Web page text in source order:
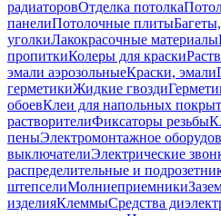
радиаторовОтделка потолка
панелиПотолочные плиты
уголкиЛакокрасочные материалы
пропиткиКолеры для краски
эмали аэрозольныеКраски, эмали
герметикиЖидкие гвозди
обоевКлеи для напольных
растворителиФиксаторы резьбы
пеныЭлектромонтажное
выключателиЭлектрические
распределительные и
штепселиМолниеприемники
изделияКлеммыСредства